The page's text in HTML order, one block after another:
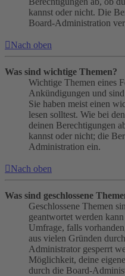
kannst oder nicht. Die
Board-Administration
Nach oben
Was sind wichtige Themen?
Wichtige Themen eines
Ankündigungen und
Sie haben meist einen
lesen solltest. Wie bei
deinen Berechtigungen
kannst oder nicht; die
Administration ein.
Nach oben
Was sind geschlossene
Geschlossene Themen
geantwortet werden
Umfrage, falls
aus vielen Gründen
Administrator gesperrt
Möglichkeit, deine
durch die Board-